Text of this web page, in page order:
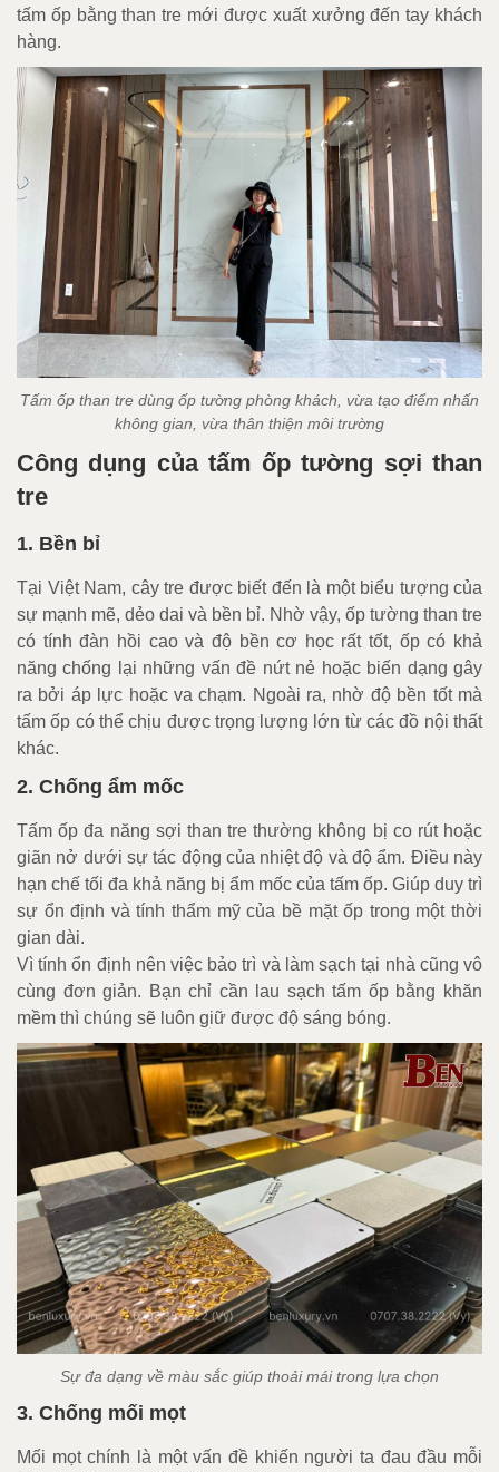
tấm ốp bằng than tre mới được xuất xưởng đến tay khách
hàng.
Tấm ốp than tre dùng ốp tường phòng khách, vừa tạo điểm nhấn
không gian, vừa thân thiện môi trường
Công dụng của tấm ốp tường sợi than
tre
1. Bền bỉ
Tại Việt Nam, cây tre được biết đến là một biểu tượng của
sự mạnh mẽ, dẻo dai và bền bỉ. Nhờ vậy, ốp tường than tre
có tính đàn hồi cao và độ bền cơ học rất tốt, ốp có khả
năng chống lại những vấn đề nứt nẻ hoặc biến dạng gây
ra bởi áp lực hoặc va chạm. Ngoài ra, nhờ độ bền tốt mà
tấm ốp có thể chịu được trọng lượng lớn từ các đồ nội thất
khác.
2. Chống ẩm mốc
Tấm ốp đa năng sợi than tre thường không bị co rút hoặc
giãn nở dưới sự tác động của nhiệt độ và độ ẩm. Điều này
hạn chế tối đa khả năng bị ẩm mốc của tấm ốp. Giúp duy trì
sự ổn định và tính thẩm mỹ của bề mặt ốp trong một thời
gian dài.
Vì tính ổn định nên việc bảo trì và làm sạch tại nhà cũng vô
cùng đơn giản. Bạn chỉ cần lau sạch tấm ốp bằng khăn
mềm thì chúng sẽ luôn giữ được độ sáng bóng.
Sự đa dạng về màu sắc giúp thoải mái trong lựa chọn
3. Chống mối mọt
Mối mọt chính là một vấn đề khiến người ta đau đầu mỗi